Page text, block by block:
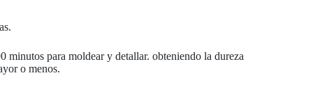
minutos para moldear y detallar. obteniendo la dureza
o menos.